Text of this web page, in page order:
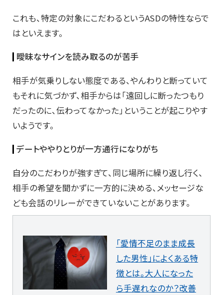
これも、特定の対象にこだわるというASDの特性ならで
はといえます。
曖昧なサインを読み取るのが苦手
相手が気乗りしない態度である、やんわりと断っていて
もそれに気づかず、相手からは「遠回しに断ったつもり
だったのに、伝わってなかった」ということが起こりやす
いようです。
デートややりとりが一方通行になりがち
自分のこだわりが強すぎて、同じ場所に繰り返し行く、
相手の希望を聞かずに一方的に決める、メッセージな
ども会話のリレーができていないことがあります。
「愛情不足のまま成長
した男性」によくある特
徴とは。大人になった
ら手遅れなのか？改善